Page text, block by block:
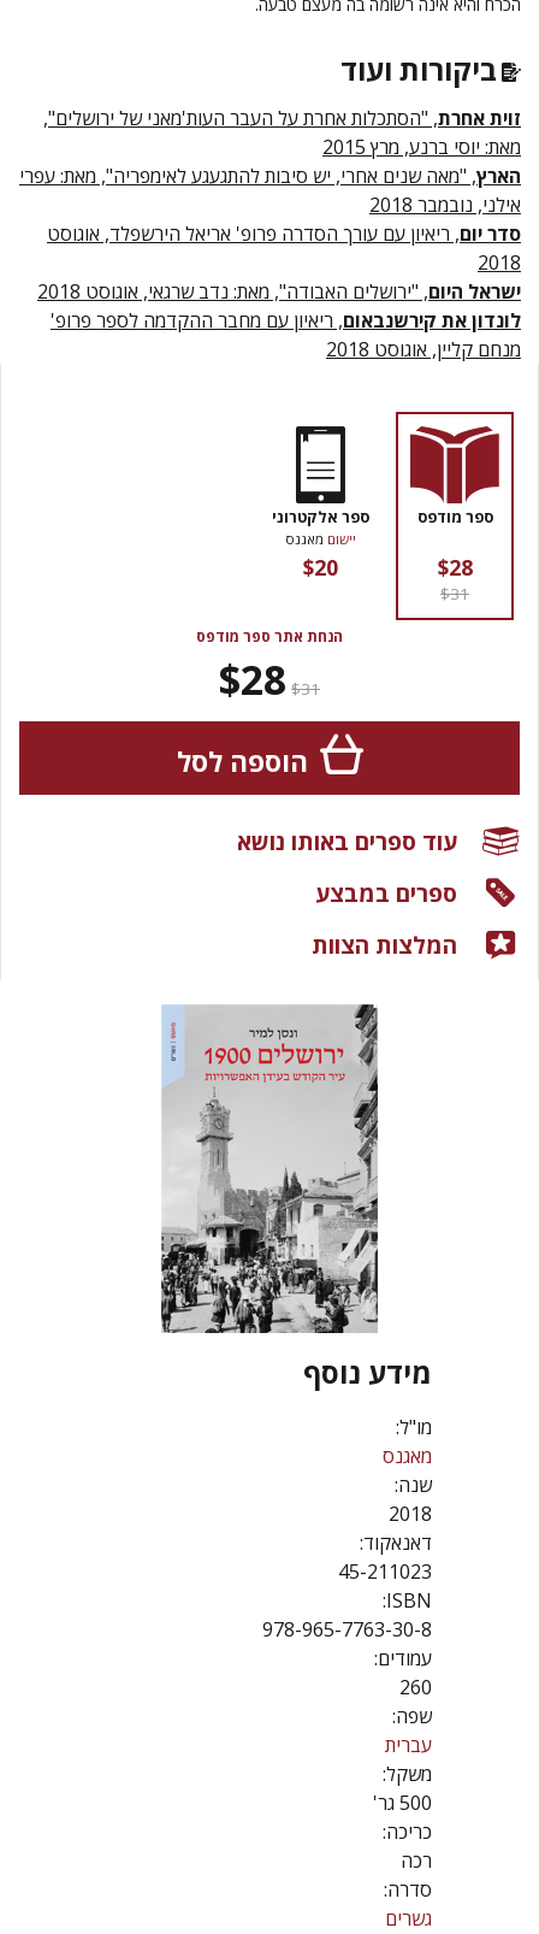
מידע נוסף
מו"ל:
מאגנס
שנה:
2018
דאנאקוד:
45-211023
ISBN:
978-965-7763-30-8
עמודים:
260
שפה:
עברית
משקל:
500 גר'
כריכה:
רכה
סדרה:
גשרים
ביקורות ועוד
זוית אחרת, "הסתכלות אחרת על העבר העות'מאני של ירושלים",
מאת: יוסי ברנע, מרץ 2015
הארץ, "מאה שנים אחרי, יש סיבות להתגעגע לאימפריה", מאת: עפרי
אילני, נובמבר 2018
סדר יום, ריאיון עם עורך הסדרה פרופ' אריאל הירשפלד, אוגוסט
2018
ישראל היום, "ירושלים האבודה", מאת: נדב שרגאי, אוגוסט 2018
לונדון את קירשנבאום, ריאיון עם מחבר ההקדמה לספר פרופ'
מנחם קליין, אוגוסט 2018
ספר מודפס
$28
$31
ספר אלקטרוני
יישום מאגנס
$20
הנחת אתר ספר מודפס
$31
$28
הוספה לסל
עוד ספרים באותו נושא
ספרים במבצע
המלצות הצוות